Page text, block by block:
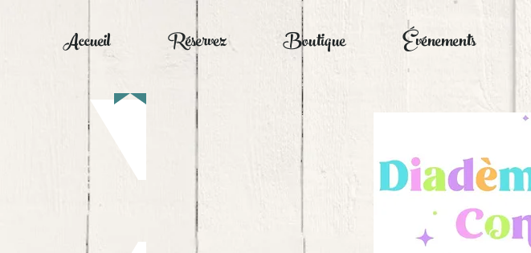
Accueil Réservez Boutique Événements